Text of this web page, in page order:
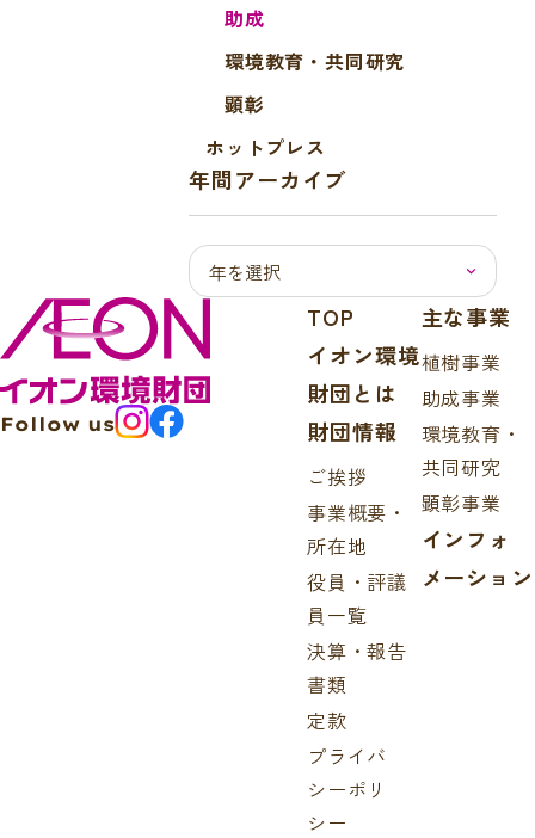
助成
環境教育・共同研究
顕彰
ホットプレス
年間アーカイブ
Follow us
TOP
イオン環境
財団とは
財団情報
ご挨拶
事業概要・
所在地
役員・評議
員一覧
決算・報告
書類
定款
プライバ
シーポリ
シー
主な事業
植樹事業
助成事業
環境教育・
共同研究
顕彰事業
インフォ
メーション